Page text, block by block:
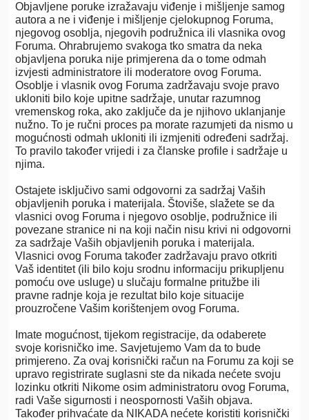
Objavljene poruke izražavaju viđenje i mišljenje samog
autora a ne i viđenje i mišljenje cjelokupnog Foruma,
njegovog osoblja, njegovih podružnica ili vlasnika ovog
Foruma. Ohrabrujemo svakoga tko smatra da neka
objavljena poruka nije primjerena da o tome odmah
izvjesti administratore ili moderatore ovog Foruma.
Osoblje i vlasnik ovog Foruma zadržavaju svoje pravo
ukloniti bilo koje upitne sadržaje, unutar razumnog
vremenskog roka, ako zaključe da je njihovo uklanjanje
nužno. To je ručni proces pa morate razumjeti da nismo u
mogućnosti odmah ukloniti ili izmjeniti određeni sadržaj.
To pravilo također vrijedi i za članske profile i sadržaje u
njima.
Ostajete isključivo sami odgovorni za sadržaj Vaših
objavljenih poruka i materijala. Štoviše, slažete se da
vlasnici ovog Foruma i njegovo osoblje, podružnice ili
povezane stranice ni na koji način nisu krivi ni odgovorni
za sadržaje Vaših objavljenih poruka i materijala.
Vlasnici ovog Foruma također zadržavaju pravo otkriti
Vaš identitet (ili bilo koju srodnu informaciju prikupljenu
pomoću ove usluge) u slučaju formalne pritužbe ili
pravne radnje koja je rezultat bilo koje situacije
prouzročene Vašim korištenjem ovog Foruma.
Imate mogućnost, tijekom registracije, da odaberete
svoje korisničko ime. Savjetujemo Vam da to bude
primjereno. Za ovaj korisnički račun na Forumu za koji se
upravo registrirate suglasni ste da nikada nećete svoju
lozinku otkriti Nikome osim administratoru ovog Foruma,
radi Vaše sigurnosti i neospornosti Vaših objava.
Također prihvaćate da NIKADA nećete koristiti korisnički